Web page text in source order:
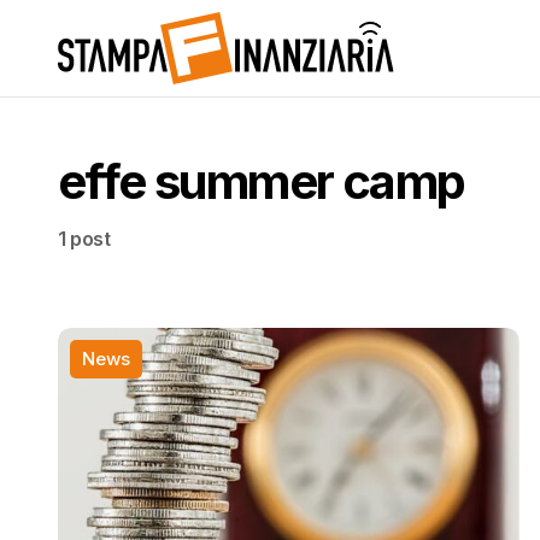
effe summer camp
1 post
News